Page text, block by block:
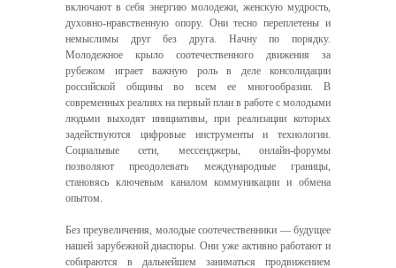
включают в себя энергию молодежи, женскую мудрость,
духовно-нравственную опору. Они тесно переплетены и
немыслимы друг без друга. Начну по порядку.
Молодежное крыло соотечественного движения за
рубежом играет важную роль в деле консолидации
российской общины во всем ее многообразии. В
современных реалиях на первый план в работе с молодыми
людьми выходят инициативы, при реализации которых
задействуются цифровые инструменты и технологии.
Социальные сети, мессенджеры, онлайн-форумы
позволяют преодолевать международные границы,
становясь ключевым каналом коммуникации и обмена
опытом.
Без преувеличения, молодые соотечественники — будущее
нашей зарубежной диаспоры. Они уже активно работают и
собираются в дальнейшем заниматься продвижением